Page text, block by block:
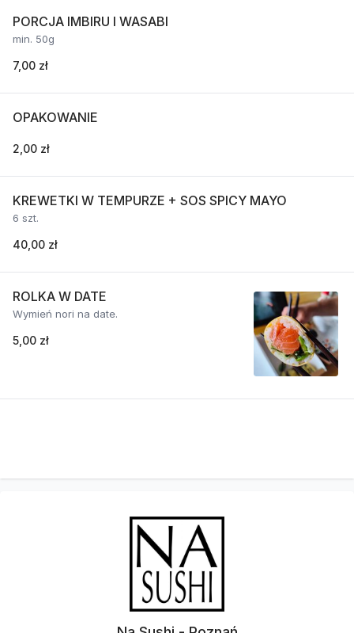
PORCJA IMBIRU I WASABI
min. 50g
7,00 zł
OPAKOWANIE
2,00 zł
KREWETKI W TEMPURZE + SOS SPICY MAYO
6 szt.
40,00 zł
ROLKA W DATE
Wymień nori na date.
5,00 zł